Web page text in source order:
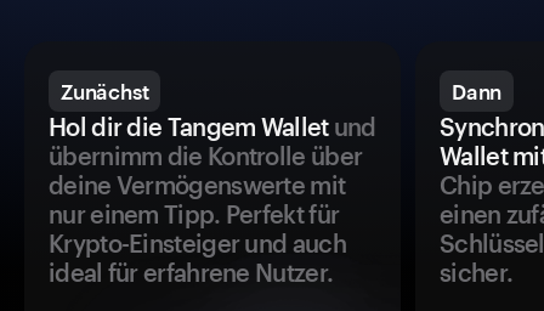
Zunächst
Hol dir die Tangem Walletund
übernimm die Kontrolle über
deine Vermögenswerte mit
nur einem Tipp. Perfekt für
Krypto-Einsteiger und auch
ideal für erfahrene Nutzer.
Dann
Wallet
Chip
einen
sicher.